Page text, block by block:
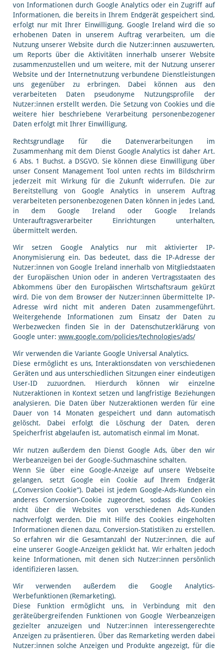
von Informationen durch Google Analytics oder ein Zugriff auf
Informationen, die bereits in Ihrem Endgerät gespeichert sind,
erfolgt nur mit Ihrer Einwilligung. Google Ireland wird die so
erhobenen Daten in unserem Auftrag verarbeiten, um die
Nutzung unserer Website durch die Nutzer:innen auszuwerten,
um Reports über die Aktivitäten innerhalb unserer Website
zusammenzustellen und um weitere, mit der Nutzung unserer
Website und der Internetnutzung verbundene Dienstleistungen
uns gegenüber zu erbringen. Dabei können aus den
verarbeiteten Daten pseudonyme Nutzungsprofile der
Nutzer:innen erstellt werden. Die Setzung von Cookies und die
weitere hier beschriebene Verarbeitung personenbezogener
Daten erfolgt mit Ihrer Einwilligung.
Rechtsgrundlage für die Datenverarbeitungen im
Zusammenhang mit dem Dienst Google Analytics ist daher Art.
6 Abs. 1 Buchst. a DSGVO. Sie können diese Einwilligung über
unser Consent Management Tool unten rechts im Bildschrirm
jederzeit mit Wirkung für die Zukunft widerrufen. Die zur
Bereitstellung von Google Analytics in unserem Auftrag
verarbeiteten personenbezogenen Daten können in jedes Land,
in dem Google Ireland oder Google Irelands
Unterauftragsverarbeiter Einrichtungen unterhalten,
übermittelt werden.
Wir setzen Google Analytics nur mit aktivierter IP-
Anonymisierung ein. Das bedeutet, dass die IP-Adresse der
Nutzer:innen von Google Ireland innerhalb von Mitgliedstaaten
der Europäischen Union oder in anderen Vertragsstaaten des
Abkommens über den Europäischen Wirtschaftsraum gekürzt
wird. Die von dem Browser der Nutzer:innen übermittelte IP-
Adresse wird nicht mit anderen Daten zusammengeführt.
Weitergehende Informationen zum Einsatz der Daten zu
Werbezwecken finden Sie in der Datenschutzerklärung von
Google unter: www.google.com/policies/technologies/ads/
Wir verwenden die Variante Google Universal Analytics.
Diese ermöglicht es uns, Interaktionsdaten von verschiedenen
Geräten und aus unterschiedlichen Sitzungen einer eindeutigen
User-ID zuzuordnen. Hierdurch können wir einzelne
Nutzeraktionen in Kontext setzen und langfristige Beziehungen
analysieren. Die Daten über Nutzeraktionen werden für eine
Dauer von 14 Monaten gespeichert und dann automatisch
gelöscht. Dabei erfolgt die Löschung der Daten, deren
Speicherfrist abgelaufen ist, automatisch einmal im Monat.
Wir nutzen außerdem den Dienst Google Ads, über den wir
Werbeanzeigen bei der Google-Suchmaschine schalten.
Wenn Sie über eine Google-Anzeige auf unsere Webseite
gelangen, setzt Google ein Cookie auf Ihrem Endgerät
(„Conversion Cookie“). Dabei ist jedem Google-Ads-Kunden ein
anderes Conversion-Cookie zugeordnet, sodass die Cookies
nicht über die Websites von verschiedenen Ads-Kunden
nachverfolgt werden. Die mit Hilfe des Cookies eingeholten
Informationen dienen dazu, Conversion-Statistiken zu erstellen.
So erfahren wir die Gesamtanzahl der Nutzer:innen, die auf
eine unserer Google-Anzeigen geklickt hat. Wir erhalten jedoch
keine Informationen, mit denen sich Nutzer:innen persönlich
identifizieren lassen.
Wir verwenden außerdem die Google Analytics-
Werbefunktionen (Remarketing).
Diese Funktion ermöglicht uns, in Verbindung mit den
geräteübergreifenden Funktionen von Google Werbeanzeigen
gezielter anzuzeigen und Nutzer:innen interessengerechte
Anzeigen zu präsentieren. Über das Remarketing werden dabei
Nutzer:innen solche Anzeigen und Produkte angezeigt, für die